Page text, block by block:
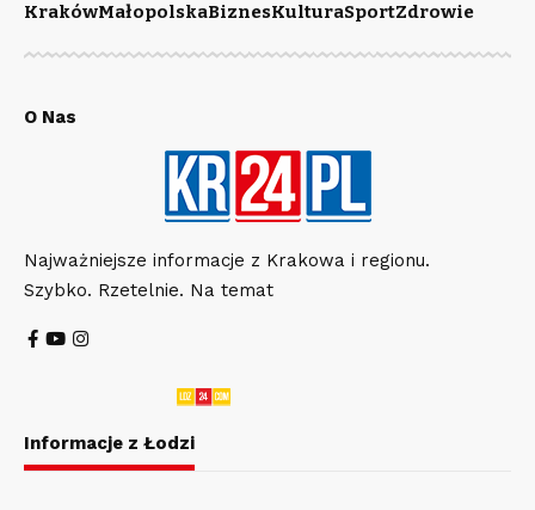
KrakówMałopolskaBiznesKulturaSportZdrowie
O Nas
Najważniejsze informacje z Krakowa i regionu.
Szybko. Rzetelnie. Na temat
Informacje z Łodzi